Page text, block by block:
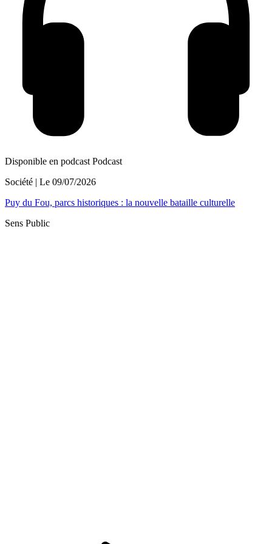
Disponible en podcast Podcast
Société | Le 09/07/2026
Puy du Fou, parcs historiques : la nouvelle bataille culturelle
Sens Public